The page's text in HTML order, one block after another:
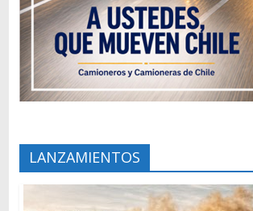
LANZAMIENTOS